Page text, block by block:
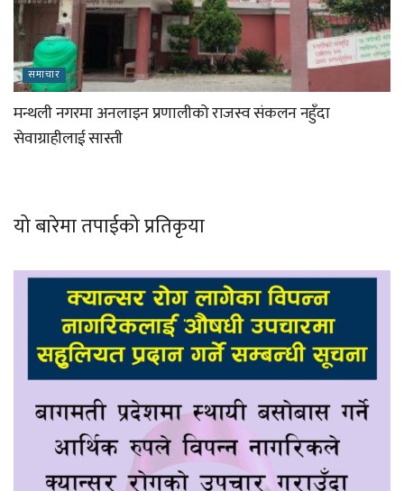
समाचार
मन्थली नगरमा अनलाइन प्रणालीको राजस्व संकलन नहुँदा
सेवाग्राहीलाई सास्ती
यो बारेमा तपाईको प्रतिकृया